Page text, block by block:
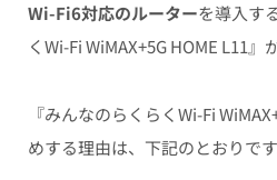
Wi-Fi6対応のルーターを導入す
くWi-Fi WiMAX+5G HOME L11』
『みんなのらくらくWi-Fi
めする理由は、下記のとおりです